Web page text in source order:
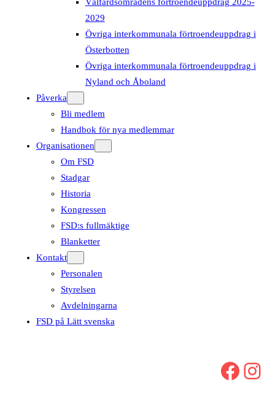
2029
Övriga interkommunala förtroendeuppdrag i
Österbotten
Övriga interkommunala förtroendeuppdrag i
Nyland och Åboland
Påverka
Bli medlem
Handbok för nya medlemmar
Organisationen
Om FSD
Stadgar
Historia
Kongressen
FSD:s fullmäktige
Blanketter
Kontakt
Personalen
Styrelsen
Avdelningarna
FSD på Lätt svenska
Facebook Instagram